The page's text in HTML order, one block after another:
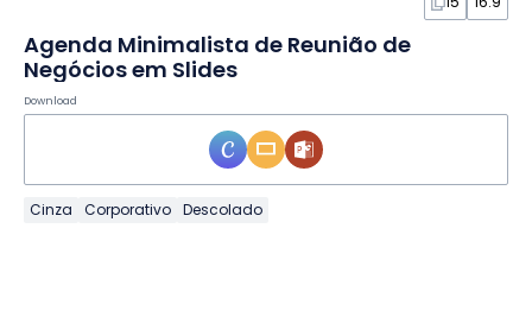
Agenda Minimalista de Reunião de
Negócios em Slides
Download
Cinza Corporativo Descolado